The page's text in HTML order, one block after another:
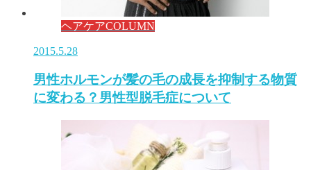
ヘアケアCOLUMN
2015.5.28
男性ホルモンが髪の毛の成長を抑制する物質
に変わる？男性型脱毛症について